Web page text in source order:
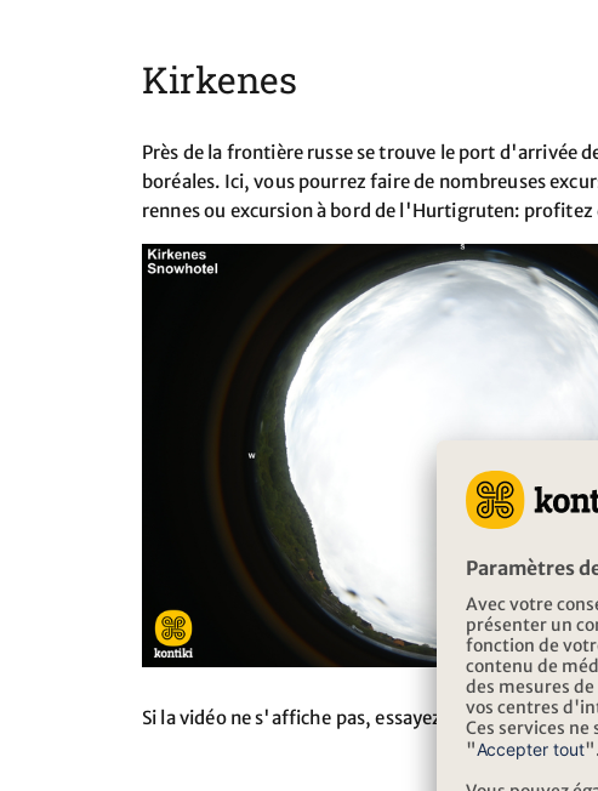
Kirkenes
Près de la frontière russe se trouve le port d'arrivée
boréales. Ici, vous pourrez faire de nombreuses
rennes ou excursion à bord de l'Hurtigruten:
Si la vidéo ne s'affiche pas, essayez sur un autre